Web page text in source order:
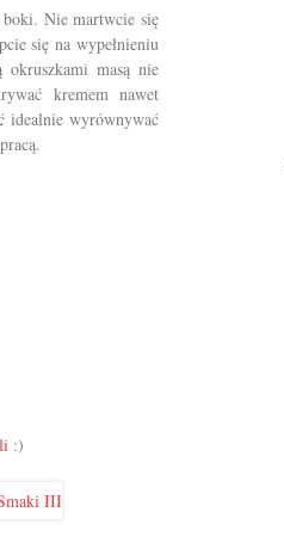
boki. Nie martwcie się
się na wypełnieniu
okruszkami masą nie
kremem nawet
idealnie wyrównywać
:)